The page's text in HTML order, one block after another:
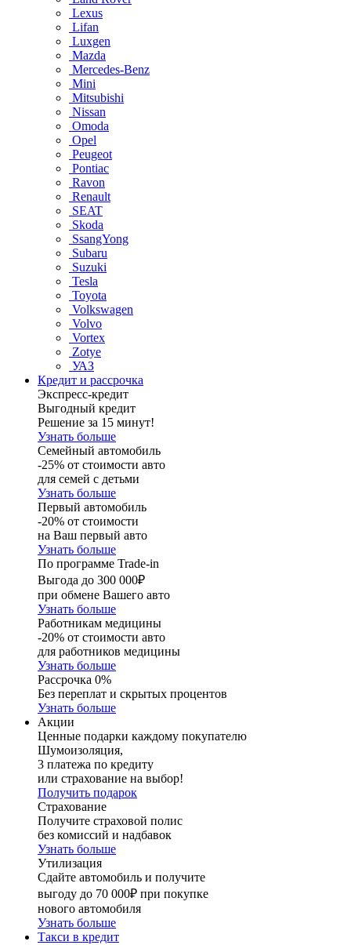
Lexus
Lifan
Luxgen
Mazda
Mercedes-Benz
Mini
Mitsubishi
Nissan
Omoda
Opel
Peugeot
Pontiac
Ravon
Renault
SEAT
Skoda
SsangYong
Subaru
Suzuki
Tesla
Toyota
Volkswagen
Volvo
Vortex
Zotye
УАЗ
Кредит и рассрочка
Экспресс-кредит
Выгодный кредит
Решение за 15 минут!
Узнать больше
Семейный автомобиль
-25% от стоимости авто
для семей с детьми
Узнать больше
Первый автомобиль
-20% от стоимости
на Ваш первый авто
Узнать больше
По программе Trade-in
Выгода до 300 000₽
при обмене Вашего авто
Узнать больше
Работникам медицины
-20% от стоимости авто
для работников медицины
Узнать больше
Рассрочка 0%
Без переплат и скрытых процентов
Узнать больше
Акции
Ценные подарки каждому покупателю
Шумоизоляция,
3 платежа по кредиту
или страхование на выбор!
Получить подарок
Страхование
Получите страховой полис
без комиссий и надбавок
Узнать больше
Утилизация
Сдайте автомобиль и получите
выгоду до 70 000₽ при покупке
нового автомобиля
Узнать больше
Такси в кредит